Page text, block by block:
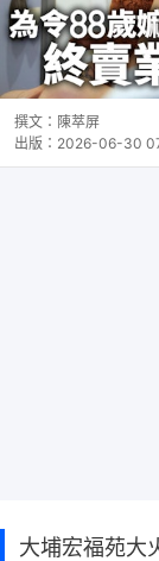
撰文： 陳萃屏
出版： 2026-06-30
大埔宏福苑大